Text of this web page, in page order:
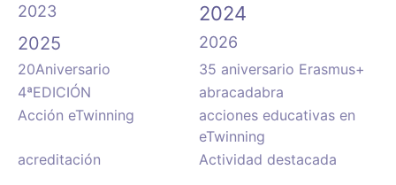
2023
2024
2025 2026
20Aniversario
35 aniversario Erasmus+
4ªEDICIÓN
abracadabra
Acción eTwinning
acciones educativas en
eTwinning
acreditación
Actividad destacada